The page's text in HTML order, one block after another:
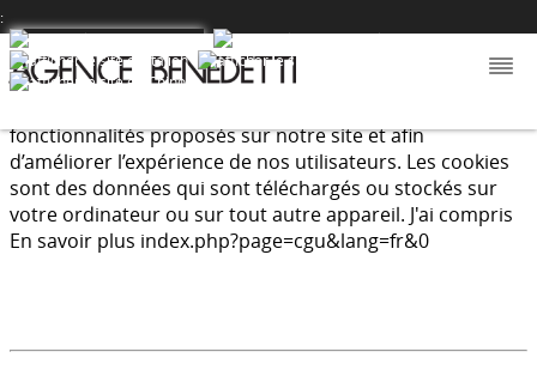
fonctionnalités proposés sur notre site et afin
d’améliorer l’expérience de nos utilisateurs. Les cookies
sont des données qui sont téléchargés ou stockés sur
votre ordinateur ou sur tout autre appareil. J'ai compris
En savoir plus index.php?page=cgu&lang=fr&0
: